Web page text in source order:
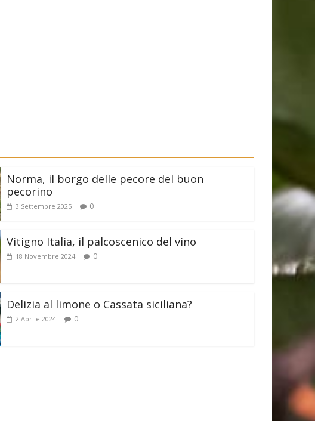
Norma, il borgo delle pecore del buon
pecorino
3 Settembre 2025 0
Vitigno Italia, il palcoscenico del vino
18 Novembre 2024 0
Delizia al limone o Cassata siciliana?
2 Aprile 2024 0